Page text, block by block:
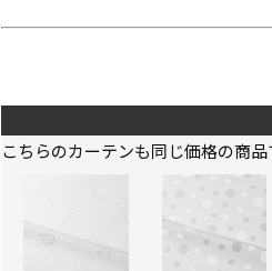
こちらのカーテンも同じ価格の商品